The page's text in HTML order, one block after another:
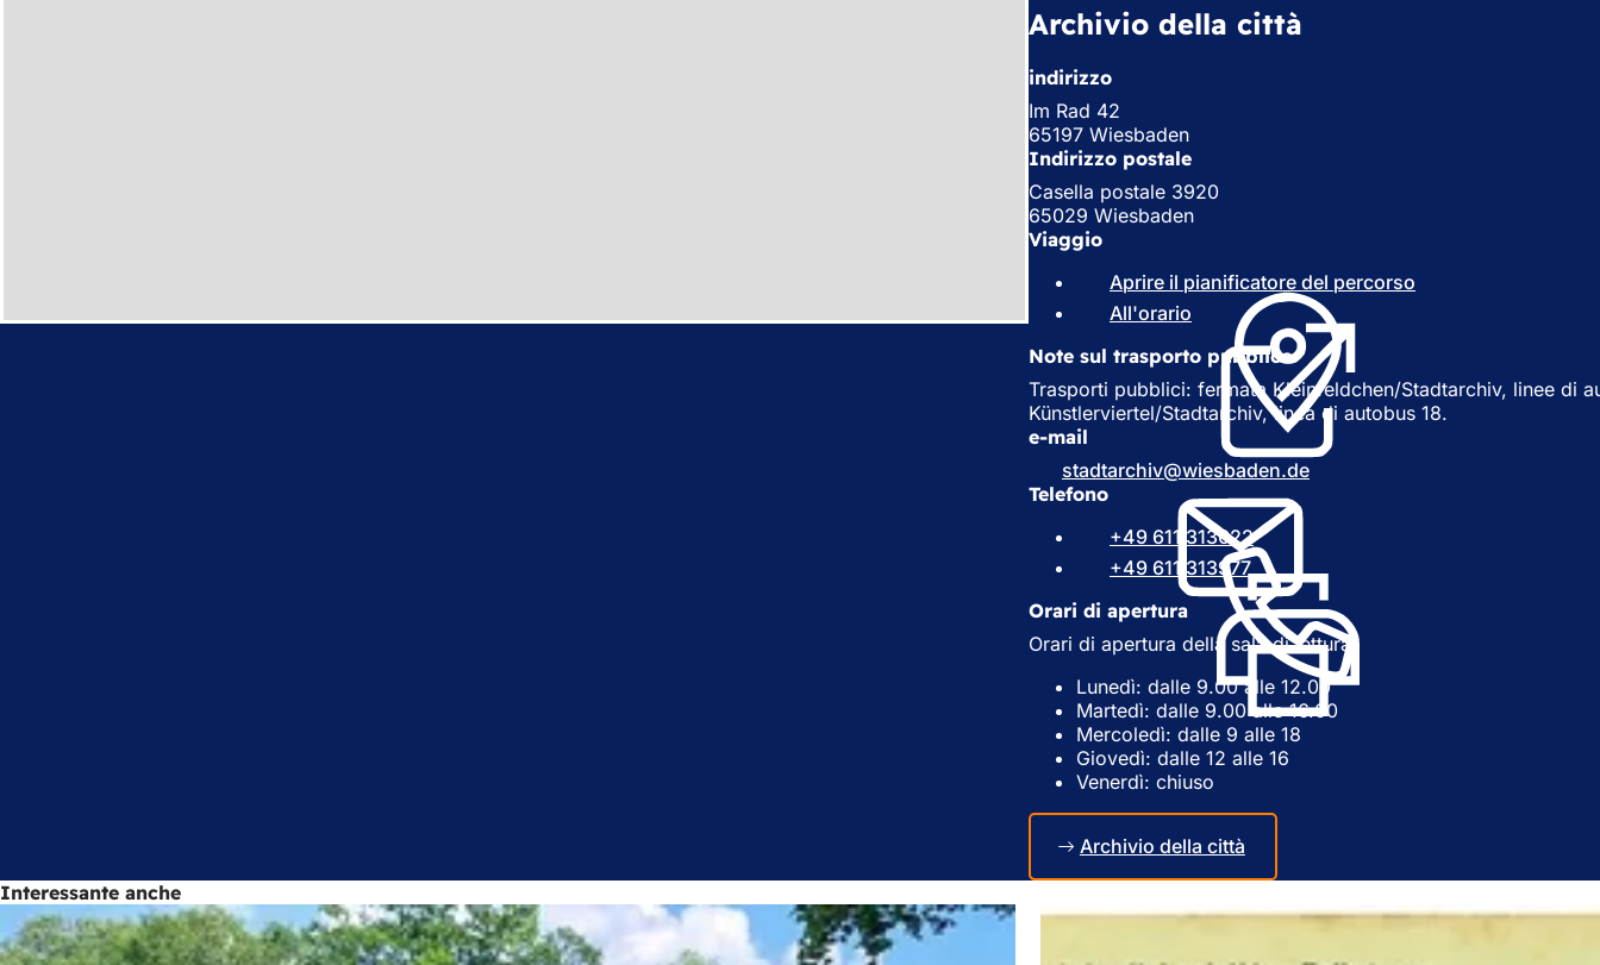
Archivio della città
indirizzo
Im Rad 42
65197 Wiesbaden
Indirizzo postale
Casella postale 3920
65029 Wiesbaden
Viaggio
Aprire il pianificatore del percorso
r
e
All'orario
i
a
p
i
n
u
n
a
n
o
a
s
c
h
e
d
)
Note sul trasporto pubblico
Trasporti pubblici: fermata Kleinfeldchen/Stadtarchiv, linee di
Künstlerviertel/Stadtarchiv, linea di autobus 18.
e-mail
stadtarchiv
wiesbaden de
Telefono
+49 611 313022
+49 611 313977
Orari di apertura
Orari di apertura della sala di lettura:
Lunedì: dalle 9.00 alle 12.00
Martedì: dalle 9.00 alle 16.00
Mercoledì: dalle 9 alle 18
Giovedì: dalle 12 alle 16
Venerdì: chiuso
Archivio della città
Interessante anche